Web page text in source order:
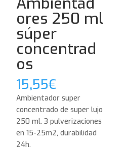
ores 250 ml
súper
concentrad
os
15,55€
Ambientador super
concentrado de super lujo
250 ml. 3 pulverizaciones
en 15-25m2, durabilidad
24h.